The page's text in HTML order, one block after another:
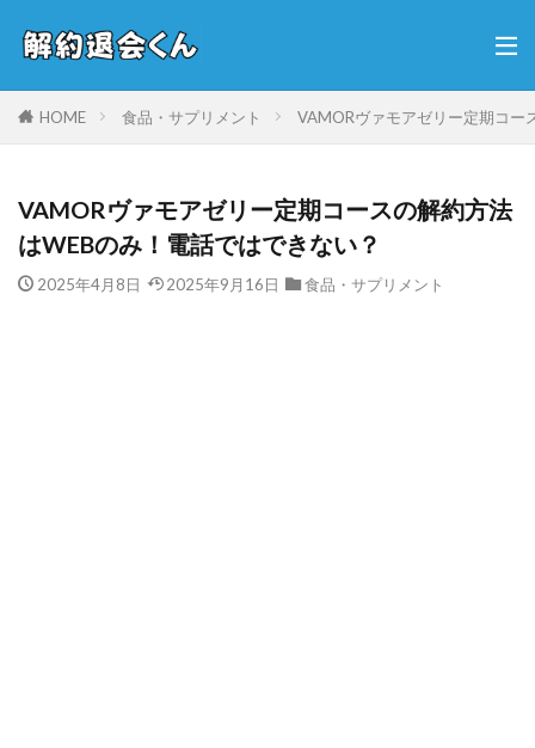
HOME 食品・サプリメント VAMORヴァモアゼリー定期コー
VAMORヴァモアゼリー定期コースの解約方法
はWEBのみ！電話ではできない？
2025年4月8日 2025年9月16日 食品・サプリメント